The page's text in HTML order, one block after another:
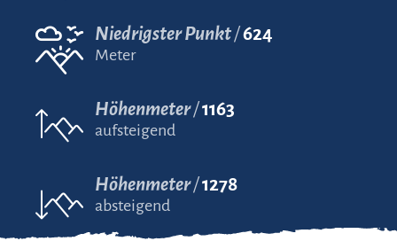
Niedrigster Punkt 624
Meter
Höhenmeter 1163
aufsteigend
Höhenmeter 1278
absteigend